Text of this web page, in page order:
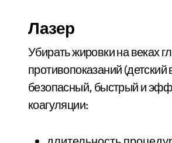
Лазер
Убирать жировки на веках
противопоказаний
безопасный, быстрый и
коагуляции: